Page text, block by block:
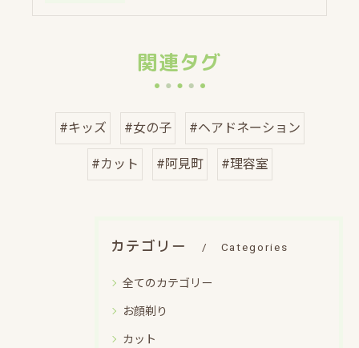
関連タグ
#キッズ #女の子 #ヘアドネーション
#カット #阿見町 #理容室
カテゴリー Categories
全てのカテゴリー
お顔剃り
カット